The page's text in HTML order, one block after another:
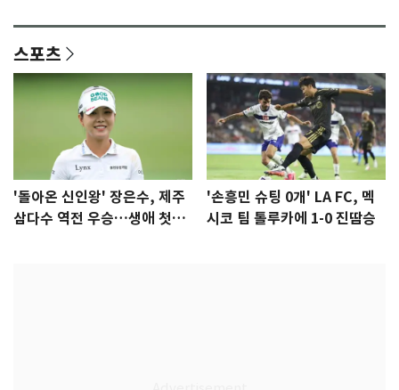
스포츠
'돌아온 신인왕' 장은수, 제주
삼다수 역전 우승…생애 첫승
'손흥민 슈팅 0개' LA FC, 멕
시코 팀 톨루카에 1-0 진땀승